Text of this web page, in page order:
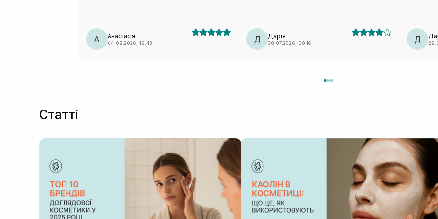
А Анастасія
04.08.2026, 16:43
вдруге не повторю (лише через лекало).
Д Дарія
30.07.2026, 00:16
класна
Д
Статті